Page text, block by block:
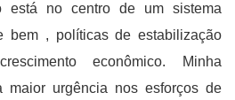
está no centro de um sistema
bem , políticas de estabilização
econômico. Minha
maior urgência nos esforços de